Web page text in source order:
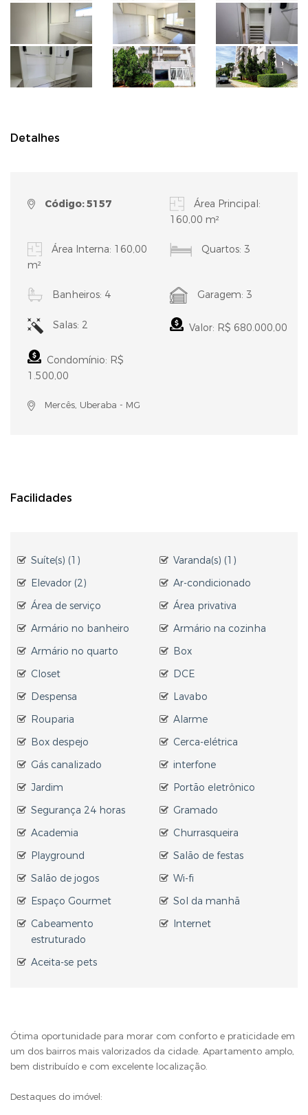
Detalhes
Código: 5157
Área Principal:
160,00 m²
Área Interna: 160,00
m²
Quartos: 3
Banheiros: 4 Garagem: 3
Salas: 2 Valor: R$ 680.000,00
Condomínio: R$
1.500,00
Mercês, Uberaba - MG
Facilidades
Suíte(s) (1)
Varanda(s) (1)
Elevador (2)
Ar-condicionado
Área de serviço
Área privativa
Armário no banheiro
Armário na cozinha
Armário no quarto
Box
Closet
DCE
Despensa
Lavabo
Rouparia
Alarme
Box despejo
Cerca-elétrica
Gás canalizado
interfone
Jardim
Portão eletrônico
Segurança 24 horas
Gramado
Academia
Churrasqueira
Playground
Salão de festas
Salão de jogos
Wi-fi
Espaço Gourmet
Sol da manhã
Cabeamento
estruturado
Internet
Aceita-se pets
Ótima oportunidade para morar com conforto e praticidade em
um dos bairros mais valorizados da cidade. Apartamento amplo,
bem distribuído e com excelente localização.
Destaques do imóvel: